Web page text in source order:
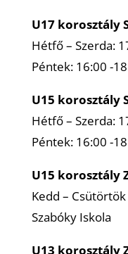
U17 korosztály
Hétfő – Szerda:
Péntek: 16:00 -
U15 korosztály
Hétfő – Szerda:
Péntek: 16:00 -
U15 korosztály
Kedd –
Szabóky Iskola
U13 korosztály